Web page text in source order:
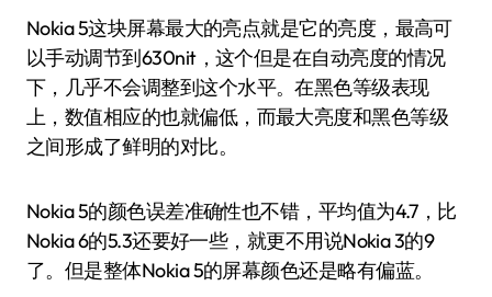
Nokia 5这块屏幕最大的亮点就是它的亮度，最高可
以手动调节到630nit，这个但是在自动亮度的情况
下，几乎不会调整到这个水平。在黑色等级表现
上，数值相应的也就偏低，而最大亮度和黑色等级
之间形成了鲜明的对比。
Nokia 5的颜色误差准确性也不错，平均值为4.7，比
Nokia 6的5.3还要好一些，就更不用说Nokia 3的9
了。但是整体Nokia 5的屏幕颜色还是略有偏蓝。